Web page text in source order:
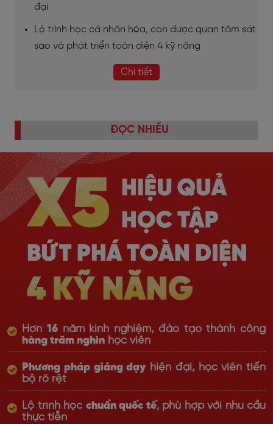
đại
Lộ trình học cá nhân hóa, con được quan tâm sát
sao và phát triển toàn diện 4 kỹ năng
Chi tiết
ĐỌC NHIỀU
Hơn 16năm kinh nghiệm, đào tạo thành công
hàng trăm nghìn học viên
Phương pháp giảng dạy hiện đại, học viên tiến
bộ rõ rệt
Lộ trình học chuẩn quốc tế, phù hợp với nhu cầu
thực tiễn